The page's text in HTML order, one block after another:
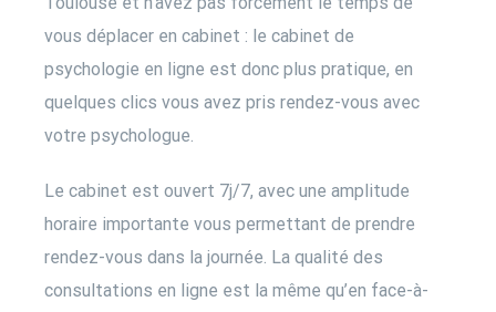
vous déplacer en cabinet : le cabinet de
psychologie en ligne est donc plus pratique, en
quelques clics vous avez pris rendez-vous avec
votre psychologue.
Le cabinet est ouvert 7j/7, avec une amplitude
horaire importante vous permettant de prendre
rendez-vous dans la journée. La qualité des
consultations en ligne est la même qu’en face-à-